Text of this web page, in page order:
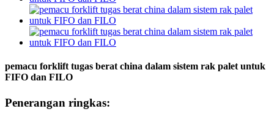
pemacu forklift tugas berat china dalam sistem rak palet untuk
FIFO dan FILO
Penerangan ringkas: